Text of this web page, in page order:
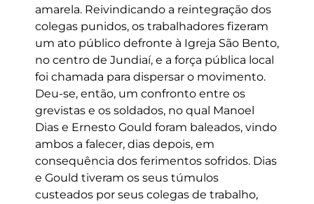
amarela. Reivindicando a reintegração dos
colegas punidos, os trabalhadores fizeram
um ato público defronte à Igreja São Bento,
no centro de Jundiaí, e a força pública local
foi chamada para dispersar o movimento.
Deu-se, então, um confronto entre os
grevistas e os soldados, no qual Manoel
Dias e Ernesto Gould foram baleados, vindo
ambos a falecer, dias depois, em
consequência dos ferimentos sofridos. Dias
e Gould tiveram os seus túmulos
custeados por seus colegas de trabalho,